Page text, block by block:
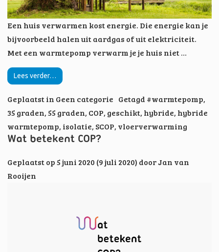
Een huis verwarmen kost energie. Die energie kan je
bijvoorbeeld halen uit aardgas of uit elektriciteit.
Met een warmtepomp verwarm je je huis niet …
Lees verder…
Geplaatst in Geen categorie Getagd #warmtepomp,
35 graden,55 graden, COP, geschikt, hybride, hybride
warmtepomp, isolatie, SCOP, vloerverwarming
Wat betekent COP?
Geplaatst op5 juni 2020 (9 juli 2020) doorJan van
Rooijen